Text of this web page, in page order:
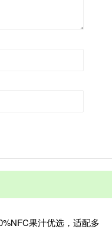
果汁优选，适配多